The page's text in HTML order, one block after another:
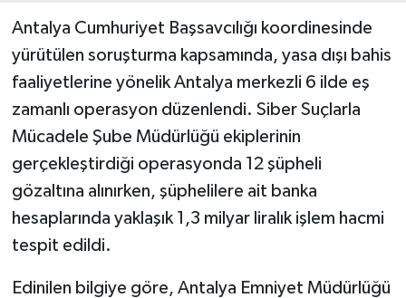
Antalya Cumhuriyet Başsavcılığı koordinesinde
yürütülen soruşturma kapsamında, yasa dışı bahis
faaliyetlerine yönelik Antalya merkezli 6 ilde eş
zamanlı operasyon düzenlendi. Siber Suçlarla
Mücadele Şube Müdürlüğü ekiplerinin
gerçekleştirdiği operasyonda 12 şüpheli
gözaltına alınırken, şüphelilere ait banka
hesaplarında yaklaşık 1,3 milyar liralık işlem hacmi
tespit edildi.
Edinilen bilgiye göre, Antalya Emniyet Müdürlüğü